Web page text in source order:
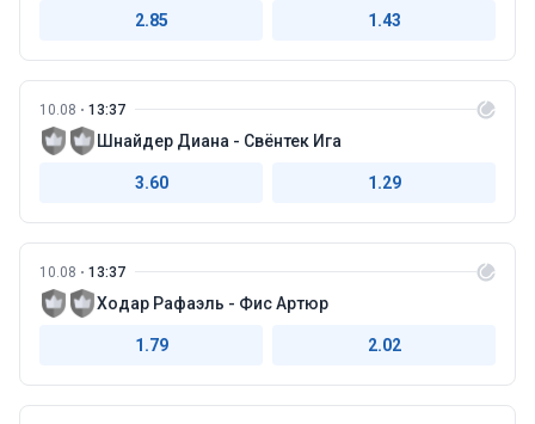
2.85 1.43
10.08 13:37
Шнайдер Диана - Свёнтек Ига
3.60 1.29
10.08 13:37
Ходар Рафаэль - Фис Артюр
1.79 2.02